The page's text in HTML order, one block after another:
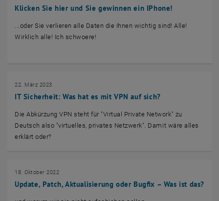
Klicken Sie hier und Sie gewinnen ein IPhone!
...oder Sie verlieren alle Daten die Ihnen wichtig sind! Alle!
Wirklich alle! Ich schwoere!
IT Sicherheit: Was hat es mit VPN auf sich?
22. März 2023
Die Abkürzung VPN steht für "Virtual Private Network" zu
Deutsch also "virtuelles, privates Netzwerk". Damit wäre alles
erklärt oder?
Update, Patch, Aktualisierung oder Bugfix – Was ist das?
18. Oktober 2022